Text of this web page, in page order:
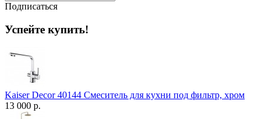
Подписаться
Успейте купить!
Kaiser Decor 40144 Смеситель для кухни под фильтр, хром
13 000 р.